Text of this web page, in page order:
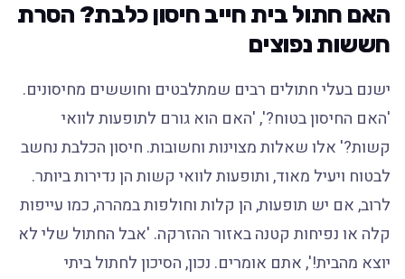
האם חתול בית חייב חיסון כלבת? הסרת
חששות נפוצים
ישנם בעלי חתולים רבים שמתלבטים וחוששים מחיסונים.
'האם החיסון בטוח?', 'האם הוא גורם לתופעות לוואי
קשות?' אלו שאלות מצוינות וחשובות. חיסון הכלבת נחשב
לבטוח ויעיל מאוד, ותופעות לוואי קשות הן נדירות ביותר.
לרוב, אם יש תופעות, הן קלות וחולפות במהרה, כמו עייפות
קלה או נפיחות קטנה באזור ההזרקה. 'אבל החתול שלי לא
יוצא מהבית!', אתם אומרים. נכון, הסיכון לחתול ביתי